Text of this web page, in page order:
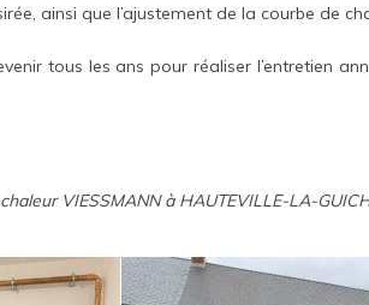
ainsi que l’ajustement de la courbe de
tous les ans pour réaliser l’entretien
VIESSMANN à HAUTEVILLE-LA-